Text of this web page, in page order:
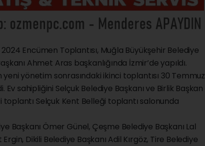
2024 Encümen Toplantısı, Muğla Büyükşehir Belediye
Ahmet Aras başkanlığında İzmir’de yapıldı.
yeni yönetim sonrasındaki ikinci toplantısı 30 Temmuz
Ev sahipliğini Selçuk Belediye Başkanı ve Birlik Başkan
toplantı Selçuk Kent Belleği toplantı salonunda
Başkanı Ömer Günel, Çeşme Belediye Başkanı Lal
Dikili Belediye Başkanı Adil Kırgöz, Tire Belediye